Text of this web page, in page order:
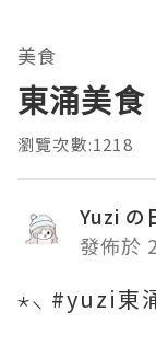
美食
東涌美食
瀏覽次數:1218
Yuzi の
發佈於
⋆⸜ #yuzi東